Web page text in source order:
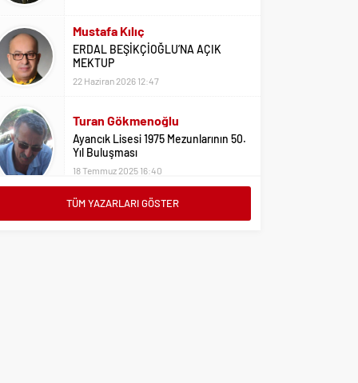
ERDAL BEŞİKÇİOĞLU’NA AÇIK
MEKTUP
22 Haziran 2026 12:47
Ayancık Lisesi 1975 Mezunlarının 50.
Yıl Buluşması
18 Temmuz 2025 16:40
Adil Yıldız
Bu Sene Fenerbahçe Ülke Puanlarını
TÜM YAZARLARI GÖSTER